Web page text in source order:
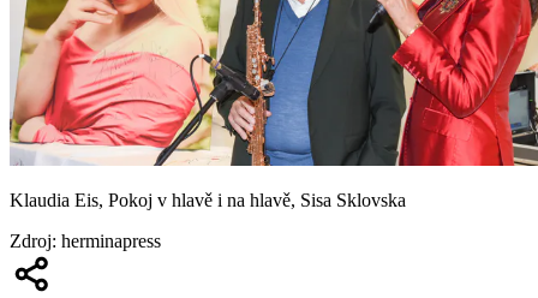
Klaudia Eis, Pokoj v hlavě i na hlavě, Sisa Sklovska
Zdroj: herminapress